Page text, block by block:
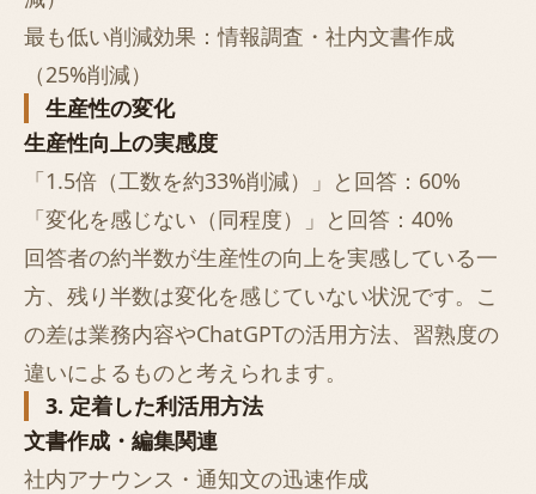
最も低い削減効果：情報調査・社内文書作成
（25%削減）
生産性の変化
生産性向上の実感度
「1.5倍（工数を約33%削減）」と回答：60%
「変化を感じない（同程度）」と回答：40%
回答者の約半数が生産性の向上を実感している一
方、残り半数は変化を感じていない状況です。こ
の差は業務内容やChatGPTの活用方法、習熟度の
違いによるものと考えられます。
3. 定着した利活用方法
文書作成・編集関連
社内アナウンス・通知文の迅速作成